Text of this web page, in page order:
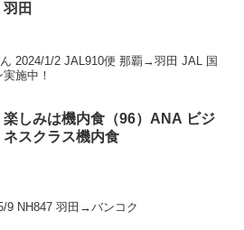
羽田
ん 2024/1/2 JAL910便 那覇→羽田 JAL 国
施中！
楽しみは機内食（96）ANA ビジ
ネスクラス機内食
9 NH847 羽田→バンコク